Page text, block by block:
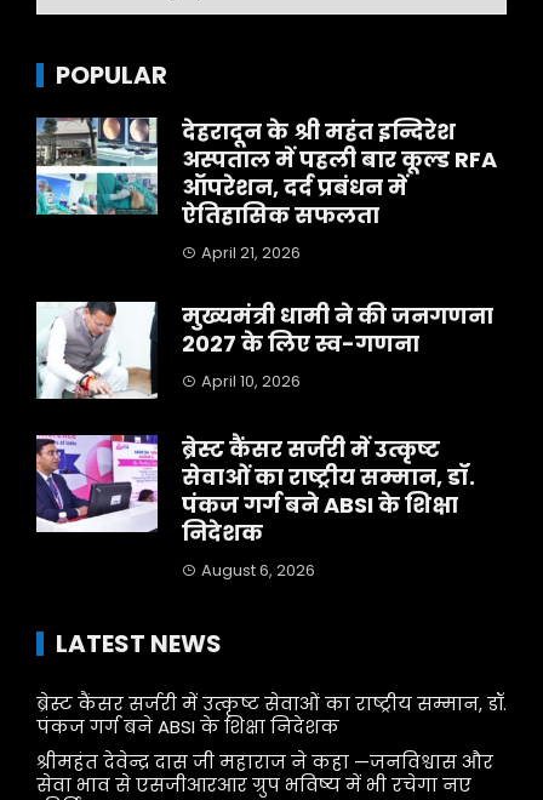
POPULAR
देहरादून के श्री महंत इन्दिरेश
अस्पताल में पहली बार कूल्ड RFA
ऑपरेशन, दर्द प्रबंधन में
ऐतिहासिक सफलता
April 21, 2026
मुख्यमंत्री धामी ने की जनगणना
2027 के लिए स्व-गणना
April 10, 2026
ब्रेस्ट कैंसर सर्जरी में उत्कृष्ट
सेवाओं का राष्ट्रीय सम्मान, डॉ.
पंकज गर्ग बने ABSI के शिक्षा
निदेशक
August 6, 2026
LATEST NEWS
ब्रेस्ट कैंसर सर्जरी में उत्कृष्ट सेवाओं का राष्ट्रीय सम्मान, डॉ.
पंकज गर्ग बने ABSI के शिक्षा निदेशक
श्रीमहंत देवेन्द्र दास जी महाराज ने कहा —जनविश्वास और
सेवा भाव से एसजीआरआर ग्रुप भविष्य में भी रचेगा नए